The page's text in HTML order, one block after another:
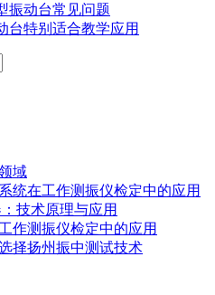
振动台常见问题
台特别适合教学应用
域
统在工作测振仪检定中的应用
技术原理与应用
作测振仪检定中的应用
择扬州振中测试技术